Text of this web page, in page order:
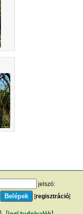
jelszó:
[regisztráció]